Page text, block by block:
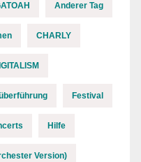
Anderer Tag
CHARLY
Festival
Hilfe
Version)